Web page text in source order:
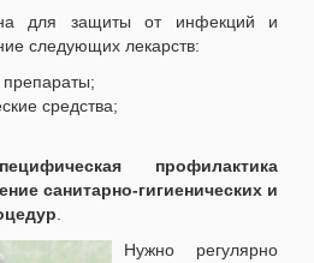
для защиты от инфекций и
следующих лекарств:
препараты;
средства;
профилактика
санитарно-гигиенических и
Нужно регулярно